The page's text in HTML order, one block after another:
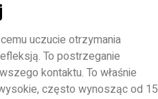
uczucie otrzymania
To postrzeganie
kontaktu. To właśnie
często wynosząc od 15